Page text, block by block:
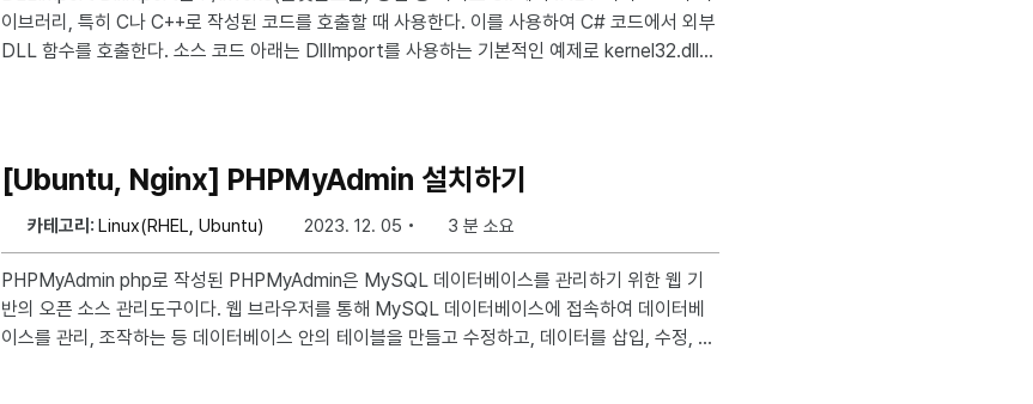
이브러리, 특히 C나 C++로 작성된 코드를 호출할 때 사용한다. 이를 사용하여 C# 코드에서 외부
DLL 함수를 호출한다. 소스 코드 아래는 DllImport를 사용하는 기본적인 예제로 kernel32.dll에
[Ubuntu, Nginx] PHPMyAdmin 설치하기
카테고리: Linux(RHEL, Ubuntu) 2023. 12. 05 3 분 소요
PHPMyAdmin php로 작성된 PHPMyAdmin은 MySQL 데이터베이스를 관리하기 위한 웹 기
반의 오픈 소스 관리도구이다. 웹 브라우저를 통해 MySQL 데이터베이스에 접속하여 데이터베
이스를 관리, 조작하는 등 데이터베이스 안의 테이블을 만들고 수정하고, 데이터를 삽입, 수정, 삭